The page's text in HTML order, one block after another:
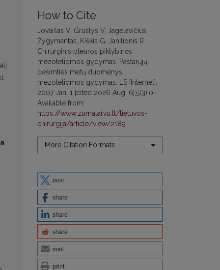
How to Cite
Jovaišas V, Gruslys V, Jagelavičius
Žygymantas, Kiškis G, Janilionis R.
Chirurginis pleuros piktybinės
mezoteliomos gydymas. Pastarųjų
dešimties metų duomenys
mezoteliomos gydymas. LS [Internet].
2007 Jan. 1 [cited 2026 Aug. 6];5(3):0-.
Available from:
https://www.zurnalai.vu.lt/lietuvos-
chirurgija/article/view/2189
More Citation Formats
post
share
share
share
mail
print